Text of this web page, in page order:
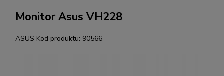
Monitor Asus VH228
ASUS Kod produktu: 90566